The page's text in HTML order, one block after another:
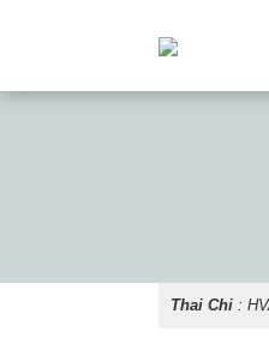
Thai Chi :